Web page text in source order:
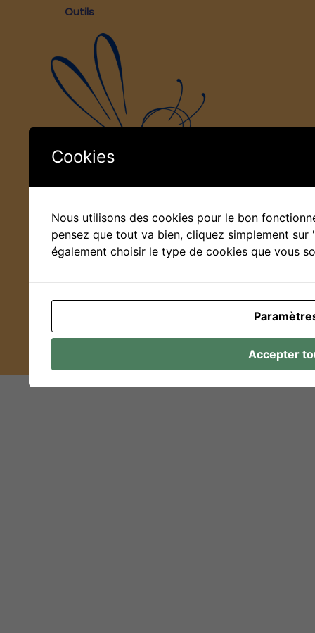
Outils
Cookies
Nous utilisons des cookies pour le bon
pensez que tout va bien, cliquez simplement sur
également choisir le type de cookies que vous
Accepter